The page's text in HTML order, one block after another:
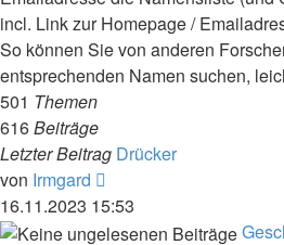
incl. Link zur Homepage /
So können Sie von anderen
entsprechenden Namen suchen,
501 Themen
616Beiträge
Letzter Beitrag Drücker
von Irmgard
Beitrag
16.11.2023 15:53